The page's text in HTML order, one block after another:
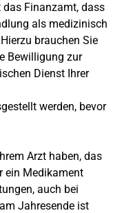
Finanzamt, dass
als medizinisch
brauchen Sie
Bewilligung zur
Dienst Ihrer
werden, bevor
Arzt haben, das
ein Medikament
auch bei
Jahresende ist